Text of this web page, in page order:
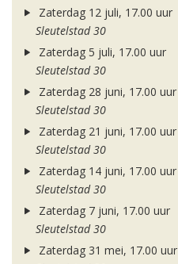
Zaterdag 12 juli, 17.00 uur
Sleutelstad 30
Zaterdag 5 juli, 17.00 uur
Sleutelstad 30
Zaterdag 28 juni, 17.00 uur
Sleutelstad 30
Zaterdag 21 juni, 17.00 uur
Sleutelstad 30
Zaterdag 14 juni, 17.00 uur
Sleutelstad 30
Zaterdag 7 juni, 17.00 uur
Sleutelstad 30
Zaterdag 31 mei, 17.00 uur